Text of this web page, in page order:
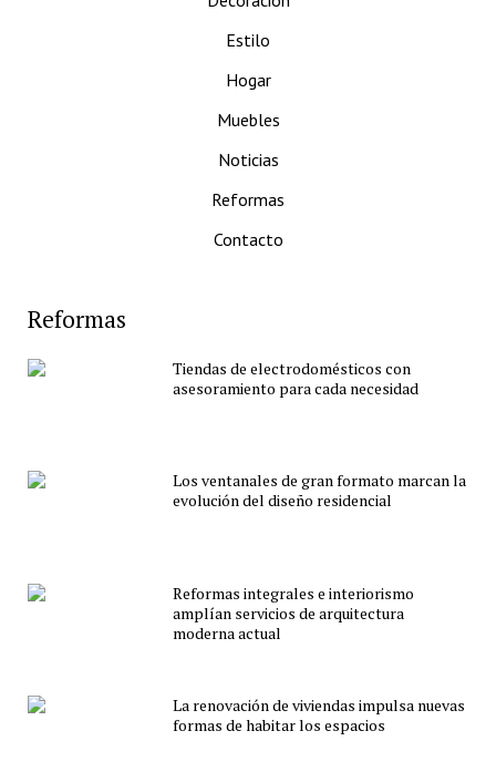
Estilo
Hogar
Muebles
Noticias
Reformas
Contacto
Reformas
Tiendas de electrodomésticos con
asesoramiento para cada necesidad
Los ventanales de gran formato marcan la
evolución del diseño residencial
Reformas integrales e interiorismo
amplían servicios de arquitectura
moderna actual
La renovación de viviendas impulsa nuevas
formas de habitar los espacios